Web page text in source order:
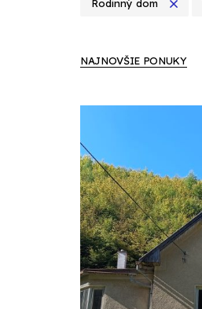
Rodinný dom
NAJNOVŠIE PONUKY